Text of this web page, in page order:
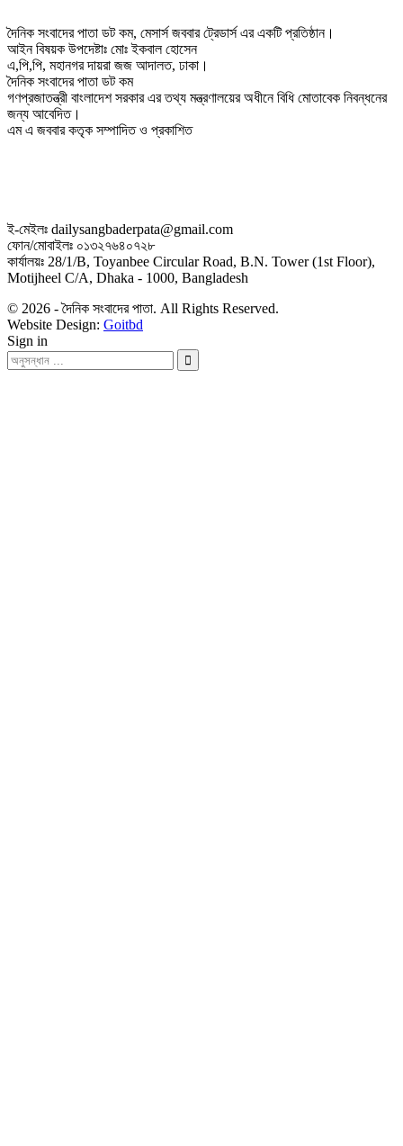
দৈনিক সংবাদের পাতা ডট কম, মেসার্স জববার ট্রেডার্স এর একটি প্রতিষ্ঠান।
আইন বিষয়ক উপদেষ্টাঃ মোঃ ইকবাল হোসেন
এ,পি,পি, মহানগর দায়রা জজ আদালত, ঢাকা।
দৈনিক সংবাদের পাতা ডট কম
গণপ্রজাতন্ত্রী বাংলাদেশ সরকার এর তথ্য মন্ত্রণালয়ের অধীনে বিধি মোতাবেক নিবন্ধনের
জন্য আবেদিত।
এম এ জববার কতৃক সম্পাদিত ও প্রকাশিত
ই-মেইলঃ dailysangbaderpata@gmail.com
ফোন/মোবাইলঃ ০১৩২৭৬৪০৭২৮
কার্যালয়ঃ 28/1/B, Toyanbee Circular Road, B.N. Tower (1st Floor),
Motijheel C/A, Dhaka - 1000, Bangladesh
© 2026 - দৈনিক সংবাদের পাতা. All Rights Reserved.
Website Design: Goitbd
Sign in